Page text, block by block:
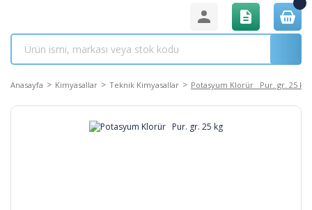
Anasayfa Kimyasallar Teknik Kimyasallar Potasyum Klorür Pur. gr. 25 kg